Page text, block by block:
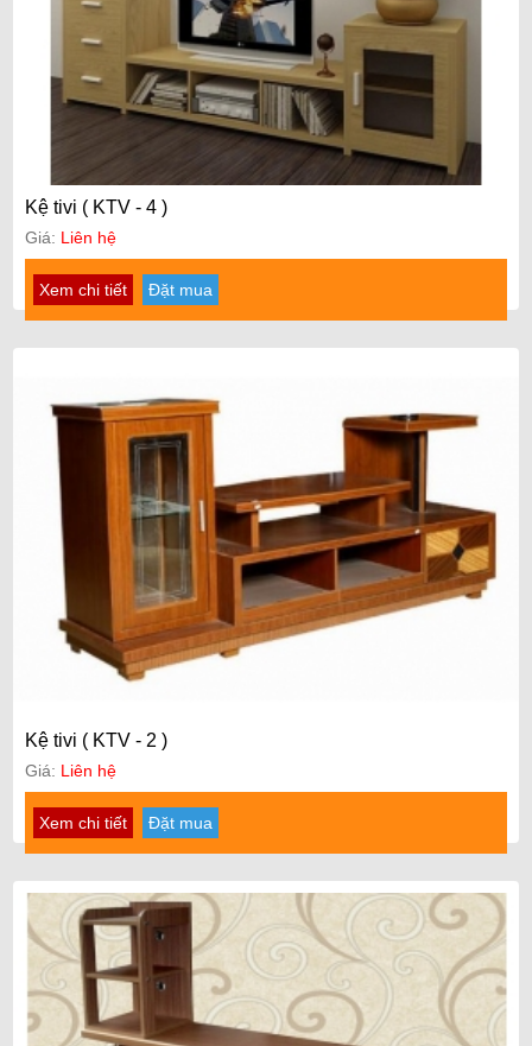
Kệ tivi ( KTV - 4 )
Giá: Liên hệ
Xem chi tiết Đặt mua
Kệ tivi ( KTV - 2 )
Giá: Liên hệ
Xem chi tiết Đặt mua